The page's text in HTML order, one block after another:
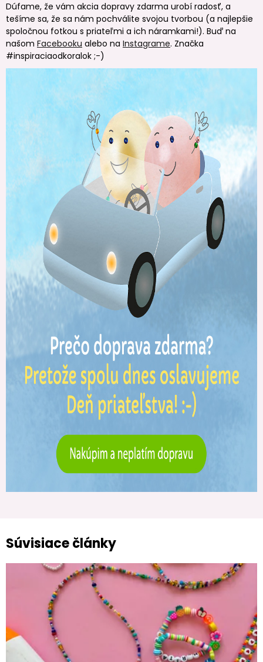
Dúfame, že vám akcia dopravy zdarma urobí radosť, a
tešíme sa, že sa nám pochválite svojou tvorbou (a najlepšie
spoločnou fotkou s priateľmi a ich náramkami!). Buď na
našom Facebooku alebo na Instagrame. Značka
#inspiraciaodkoralok ;-)
Súvisiace články